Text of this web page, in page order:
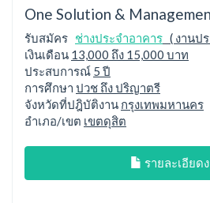
One Solution &
รับสมัคร ช่างประจำอาคาร ( งานป
เงินเดือน 13,000 ถึง 15,000 บาท
ประสบการณ์ 5 ปี
การศึกษา ปวช ถึง ปริญาตรี
จังหวัดที่ปฎิบัติงาน กรุงเทพมหานคร
อำเภอ/เขต เขตดุสิต
รายละเอียด